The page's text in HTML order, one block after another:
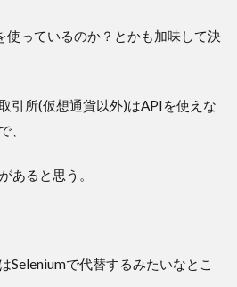
使っているのか？とかも加味して決
引所(仮想通貨以外)はAPIを使えな
、
あると思う。
Seleniumで代替するみたいなとこ